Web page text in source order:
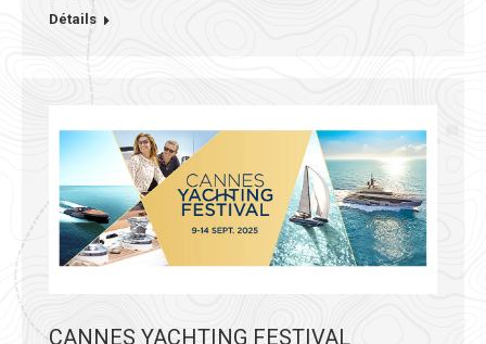
Détails
CANNES YACHTING FESTIVAL